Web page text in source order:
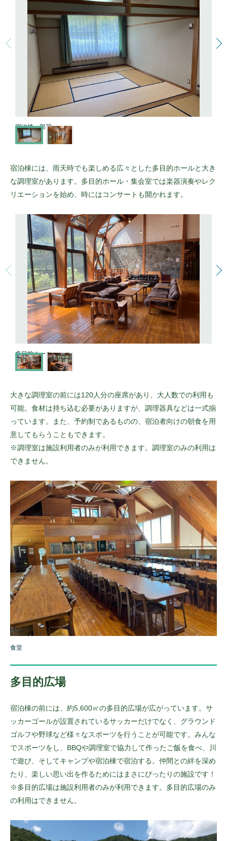
宿泊棟 部屋
宿泊棟には、雨天時でも楽しめる広々とした多目的ホールと大き
な調理室があります。多目的ホール・集会室では楽器演奏やレク
リエーションを始め、時にはコンサートも開かれます。
多目的ホール
大きな調理室の前には120人分の座席があり、大人数での利用も
可能。食材は持ち込む必要がありますが、調理器具などは一式揃
っています。また、予約制であるものの、宿泊者向けの朝食を用
意してもらうこともできます。
※調理室は施設利用者のみが利用できます。調理室のみの利用は
できません。
食堂
多目的広場
宿泊棟の前には、約5,600㎡の多目的広場が広がっています。サ
ッカーゴールが設置されているサッカーだけでなく、グラウンド
ゴルフや野球など様々なスポーツを行うことが可能です。みんな
でスポーツをし、BBQや調理室で協力して作ったご飯を食べ、川
で遊び、そしてキャンプや宿泊棟で宿泊する。仲間との絆を深め
たり、楽しい思い出を作るためにはまさにぴったりの施設です！
※多目的広場は施設利用者のみが利用できます。多目的広場のみ
の利用はできません。